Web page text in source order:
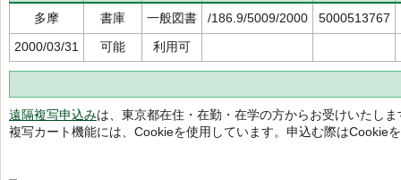
多摩
書庫 一般図書 /186.9/5009/2000
5000513767
2000/03/31
可能 利用可
遠隔複写申込みは、東京都在住・在勤・在学の方からお受けいたしま
複写カート機能には、Cookieを使用しています。申込む際はCookie